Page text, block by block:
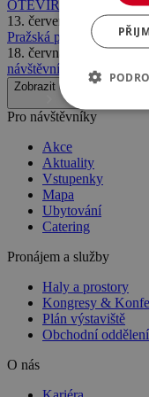
OTEVÍRÁ SVÉ
13. července 2026Volty
Pražská premiéra
18. června 2026
návštěvníky
Zobrazit další
Pro návštěvníky
Akce
Aktuality
Vstupenky
Mapa
Ubytování
Catering
Pronájem a služby
Haly a prostory
Kongresy &
Plán výstaviště
Obchodní oddělení
O nás